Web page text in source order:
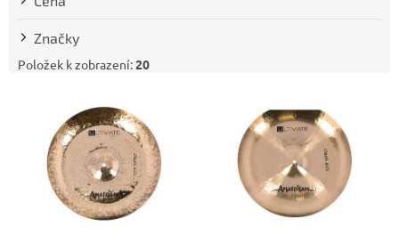
Značky
Položek k zobrazení:20